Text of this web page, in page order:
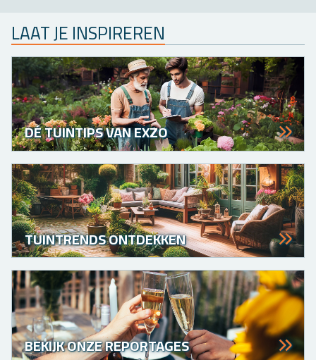
LAAT JE INSPIREREN
DÉ TUINTIPS VAN EXZO
TUINTRENDS ONTDEKKEN
BEKIJK ONZE REPORTAGES